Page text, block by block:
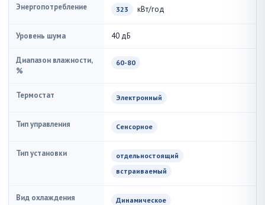
Энергопотребление 323 кВт/год
Уровень шума 40 дБ
Диапазон влажности,
%
60-80
Термостат Электронный
Тип управления Сенсорное
Тип установки
отдельностоящий
встраиваемый
Вид охлаждения Динамическое